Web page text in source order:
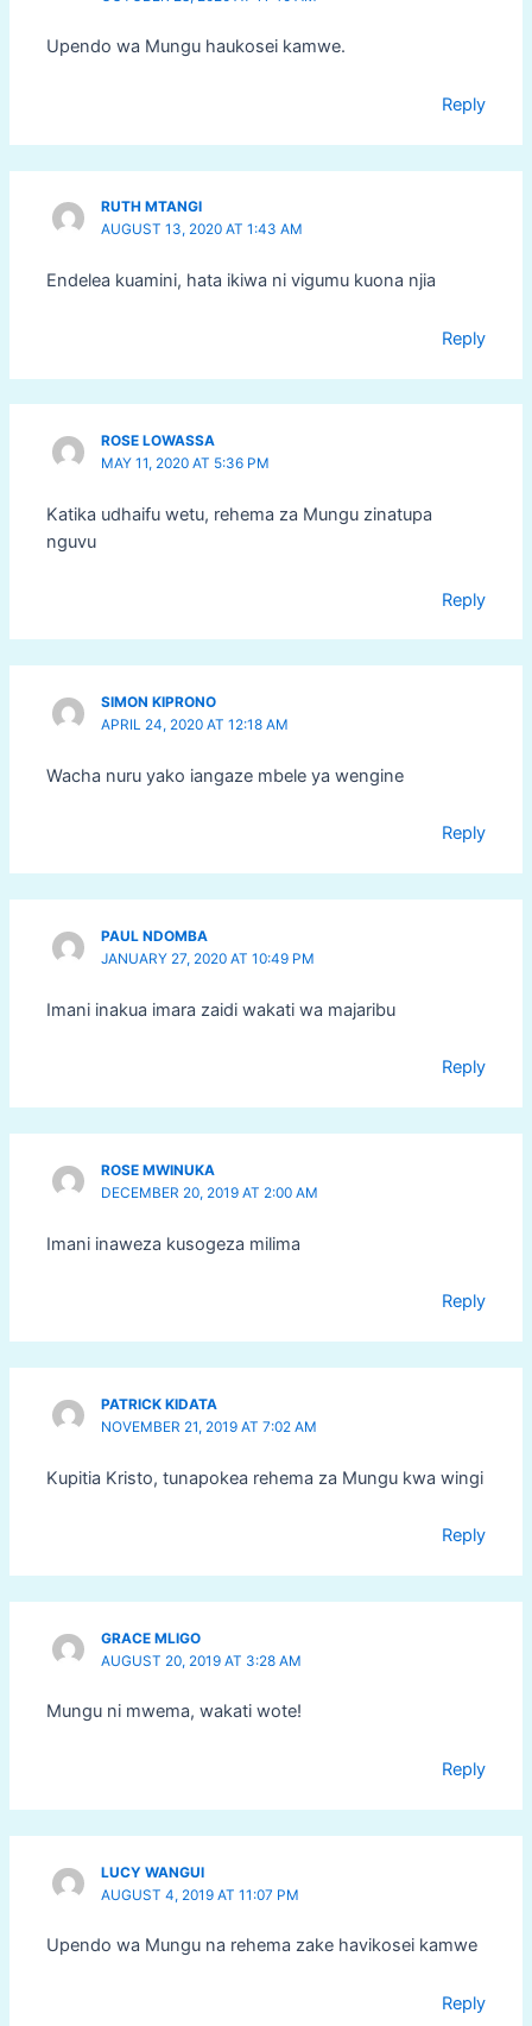
Upendo wa Mungu haukosei kamwe.
Reply
RUTH MTANGI
AUGUST 13, 2020 AT 1:43 AM
Endelea kuamini, hata ikiwa ni vigumu kuona njia
Reply
ROSE LOWASSA
MAY 11, 2020 AT 5:36 PM
Katika udhaifu wetu, rehema za Mungu zinatupa
nguvu
Reply
SIMON KIPRONO
APRIL 24, 2020 AT 12:18 AM
Wacha nuru yako iangaze mbele ya wengine
Reply
PAUL NDOMBA
JANUARY 27, 2020 AT 10:49 PM
Imani inakua imara zaidi wakati wa majaribu
Reply
ROSE MWINUKA
DECEMBER 20, 2019 AT 2:00 AM
Imani inaweza kusogeza milima
Reply
PATRICK KIDATA
NOVEMBER 21, 2019 AT 7:02 AM
Kupitia Kristo, tunapokea rehema za Mungu kwa wingi
Reply
GRACE MLIGO
AUGUST 20, 2019 AT 3:28 AM
Mungu ni mwema, wakati wote!
Reply
LUCY WANGUI
AUGUST 4, 2019 AT 11:07 PM
Upendo wa Mungu na rehema zake havikosei kamwe
Reply